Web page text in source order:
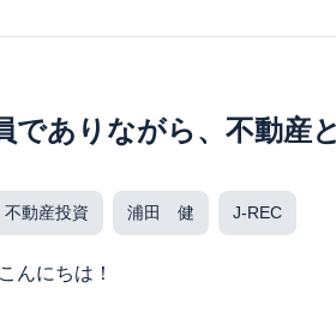
でありながら、不動産
不動産投資 浦田 健 J-REC
んにちは！